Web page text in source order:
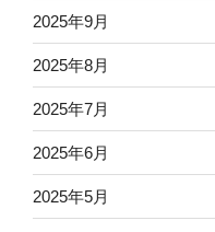
2025年9月
2025年8月
2025年7月
2025年6月
2025年5月